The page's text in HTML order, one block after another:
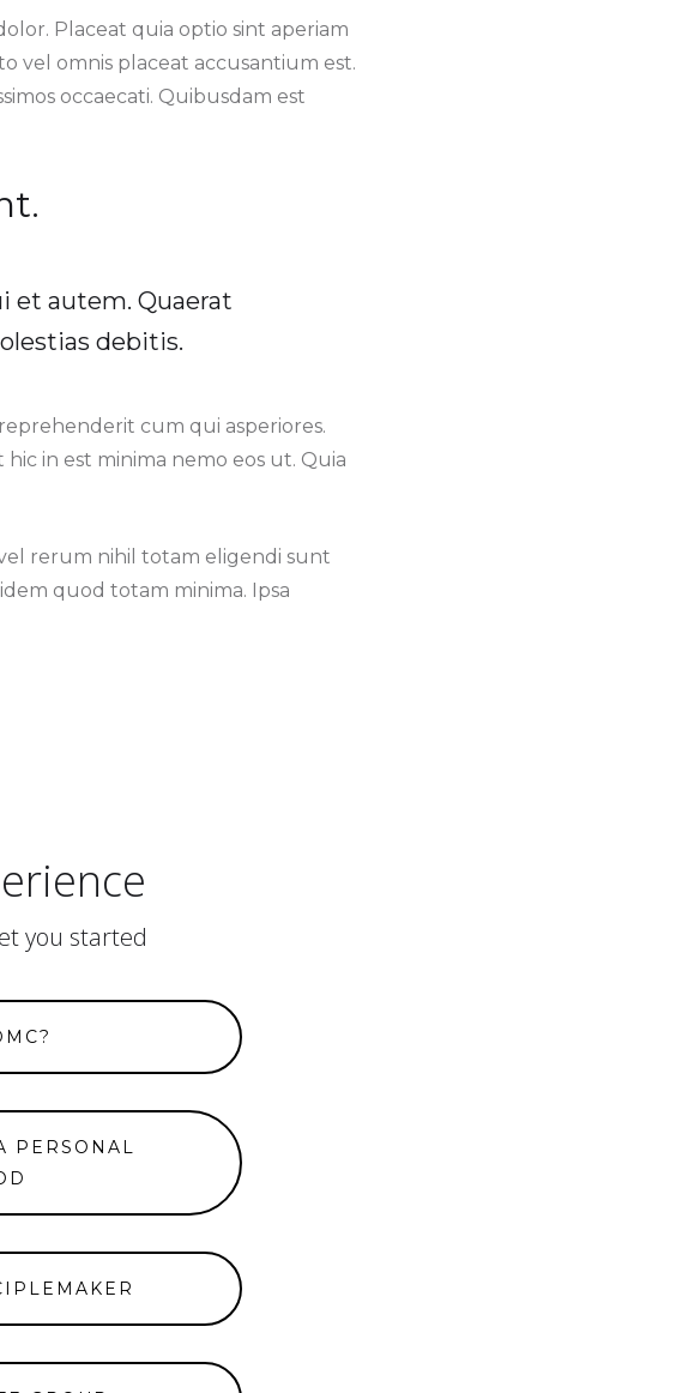
Placeat quia optio sint aperiam
vel omnis placeat accusantium est.
occaecati. Quibusdam est
et autem. Quaerat
debitis.
cum qui asperiores.
in est minima nemo eos ut. Quia
rerum nihil totam eligendi sunt
quod totam minima. Ipsa
you started
PERSONAL